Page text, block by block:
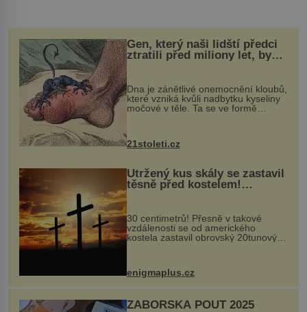
Gen, který naši lidští předci
ztratili před miliony let, by
mohl pomoci s léčbou
„nemoci králů“
Dna je zánětlivé onemocnění kloubů,
které vzniká kvůli nadbytku kyseliny
močové v těle. Ta se ve formě
nohou, a způsobuje bole...
21stoleti.cz
Utržený kus skály se zastavil
těsně před kostelem!
Ochránila ho boží síla?
30 centimetrů! Přesně v takové
vzdálenosti se od amerického
kostela zastavil obrovský 20tunový
...
enigmaplus.cz
ZÁBOŘSKÁ POUŤ 2025